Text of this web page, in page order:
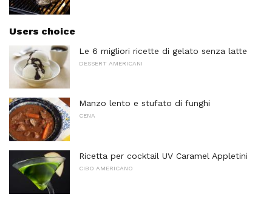
Users choice
Le 6 migliori ricette di gelato senza latte
DESSERT AMERICANI
Manzo lento e stufato di funghi
CENA
Ricetta per cocktail UV Caramel Appletini
CIBO AMERICANO